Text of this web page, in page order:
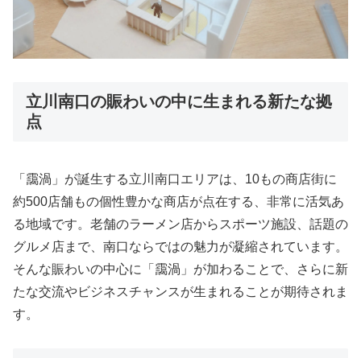
立川南口の賑わいの中に生まれる新たな拠
点
「靄渦」が誕生する立川南口エリアは、10もの商店街に
約500店舗もの個性豊かな商店が点在する、非常に活気あ
る地域です。老舗のラーメン店からスポーツ施設、話題の
グルメ店まで、南口ならではの魅力が凝縮されています。
そんな賑わいの中心に「靄渦」が加わることで、さらに新
たな交流やビジネスチャンスが生まれることが期待されま
す。